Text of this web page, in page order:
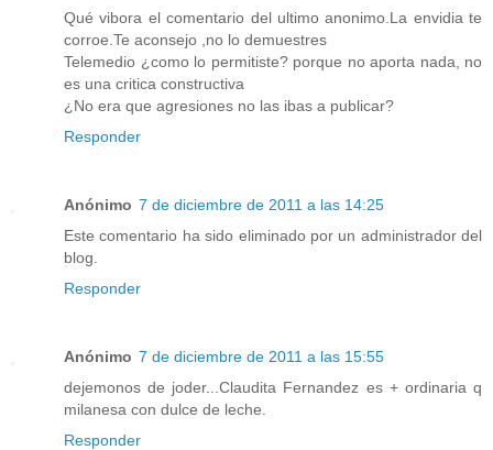
Qué vibora el comentario del ultimo anonimo.La envidia te
corroe.Te aconsejo ,no lo demuestres
Telemedio ¿como lo permitiste? porque no aporta nada, no
es una critica constructiva
¿No era que agresiones no las ibas a publicar?
Responder
Anónimo 7 de diciembre de 2011 a las 14:25
Este comentario ha sido eliminado por un administrador del
blog.
Responder
Anónimo 7 de diciembre de 2011 a las 15:55
dejemonos de joder...Claudita Fernandez es + ordinaria q
milanesa con dulce de leche.
Responder